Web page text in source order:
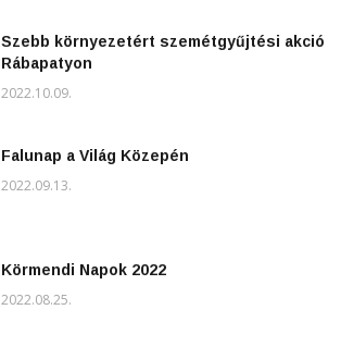
Szebb környezetért szemétgyűjtési akció
Rábapatyon
2022.10.09.
Falunap a Világ Közepén
2022.09.13.
Körmendi Napok 2022
2022.08.25.